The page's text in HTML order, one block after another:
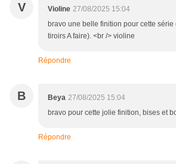
V Violine 27/08/2025 15:04
bravo une belle finition pour cette
tiroirs A faire). <br /> violine
Répondre
B Beya 27/08/2025 15:04
bravo pour cette jolie finition, bises et
Répondre